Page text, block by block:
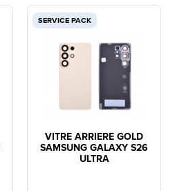
SERVICE PACK
VITRE ARRIERE GOLD
SAMSUNG GALAXY S26
ULTRA